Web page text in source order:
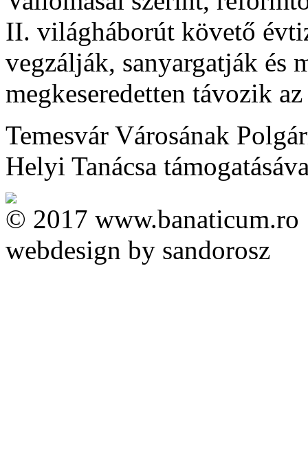
II. világháborút követő
vegzálják, sanyargatják és
megkeseredetten távozik
Temesvár Városának
Helyi Tanácsa
© 2017 www.banaticum.ro
webdesign by sandorosz